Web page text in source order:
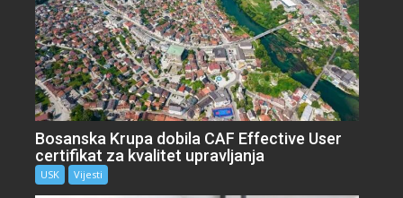
Bosanska Krupa dobila CAF Effective User
certifikat za kvalitet upravljanja
USK Vijesti